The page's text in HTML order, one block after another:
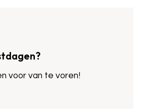
voor van te voren!